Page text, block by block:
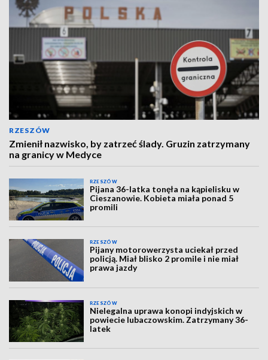
RZESZÓW
Zmienił nazwisko, by zatrzeć ślady. Gruzin zatrzymany
na granicy w Medyce
RZESZÓW
Pijana 36-latka tonęła na kąpielisku w
Cieszanowie. Kobieta miała ponad 5
promili
RZESZÓW
Pijany motorowerzysta uciekał przed
policją. Miał blisko 2 promile i nie miał
prawa jazdy
RZESZÓW
Nielegalna uprawa konopi indyjskich w
powiecie lubaczowskim. Zatrzymany 36-
latek